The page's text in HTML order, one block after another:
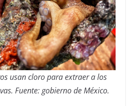
usan cloro para extraer a los
Fuente: gobierno de México.